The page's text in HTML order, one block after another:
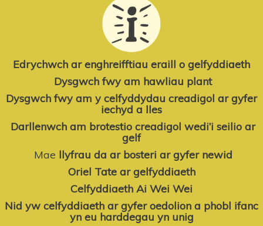
Edrychwch ar enghreifftiau eraill o gelfyddiaeth
Dysgwch fwy am hawliau plant
Dysgwch fwy am y celfyddydau creadigol ar gyfer
iechyd a lles
Darllenwch am brotestio creadigol wedi’i seilio ar
gelf
Mae llyfrau da ar bosteri ar gyfer newid
Oriel Tate ar gelfyddiaeth
Celfyddiaeth Ai Wei Wei
Nid yw celfyddiaeth ar gyfer oedolion a phobl ifanc
yn eu harddegau yn unig